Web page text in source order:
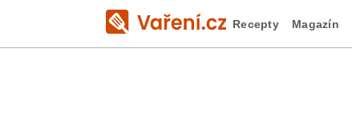
Recepty Magazín